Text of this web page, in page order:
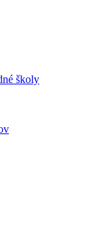
školy